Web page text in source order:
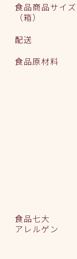
食品商品サイズ
（箱）
配送
食品原材料
食品七大
アレルゲン